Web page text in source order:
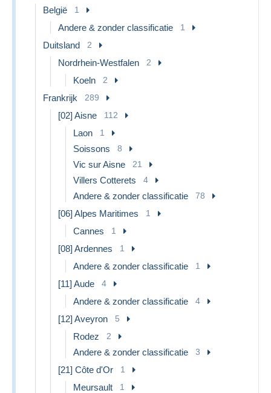
België 1
Andere & zonder classificatie 1
Duitsland 2
Nordrhein-Westfalen 2
Koeln 2
Frankrijk 289
[02] Aisne 112
Laon 1
Soissons 8
Vic sur Aisne 21
Villers Cotterets 4
Andere & zonder classificatie 78
[06] Alpes Maritimes 1
Cannes 1
[08] Ardennes 1
Andere & zonder classificatie 1
[11] Aude 4
Andere & zonder classificatie 4
[12] Aveyron 5
Rodez 2
Andere & zonder classificatie 3
[21] Côte d'Or 1
Meursault 1